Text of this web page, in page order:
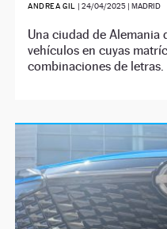
ANDREA GIL | 24/04/2025| MADRID
Una ciudad de Alemania
vehículos en cuyas
combinaciones de letras.